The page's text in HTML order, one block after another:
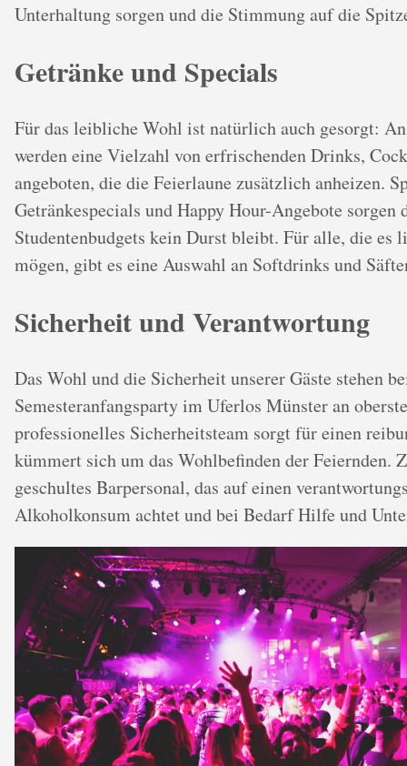
Unterhaltung sorgen und die Stimmung auf die
Getränke und Specials
Für das leibliche Wohl ist natürlich auch gesorgt:
werden eine Vielzahl von erfrischenden Drinks,
angeboten, die die Feierlaune zusätzlich anheizen.
Getränkespecials und Happy Hour-Angebote sorgen
Studentenbudgets kein Durst bleibt. Für alle, die es
mögen, gibt es eine Auswahl an Softdrinks und
Sicherheit und Verantwortung
Das Wohl und die Sicherheit unserer Gäste stehen
Semesteranfangsparty im Uferlos Münster an
professionelles Sicherheitsteam sorgt für einen
kümmert sich um das Wohlbefinden der Feiernden.
geschultes Barpersonal, das auf einen
Alkoholkonsum achtet und bei Bedarf Hilfe und